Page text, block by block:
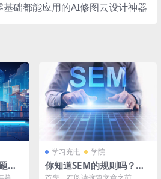
基础都能应用的AI修图云设计神器
，
学习充电 学院
你知道SEM的规则吗？你
知道SEM应该怎么玩吗？